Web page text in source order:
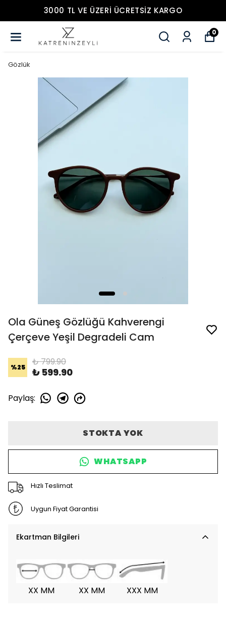
3000 TL VE ÜZERİ ÜCRETSİZ KARGO
0
Gözlük
Ola Güneş Gözlüğü Kahverengi
Çerçeve Yeşil Degradeli Cam
%25 ₺ 799.90
₺ 599.90
Paylaş:
STOKTA YOK
WHATSAPP
Hızlı Teslimat
Uygun Fiyat Garantisi
Ekartman Bilgileri
XX MM XX MM XXX MM